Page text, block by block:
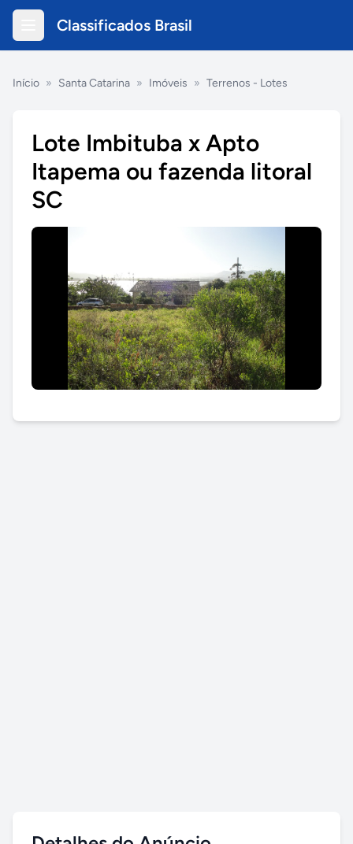
Classificados Brasil
Início » Santa Catarina » Imóveis » Terrenos - Lotes
Lote Imbituba x Apto
Itapema ou fazenda litoral
SC